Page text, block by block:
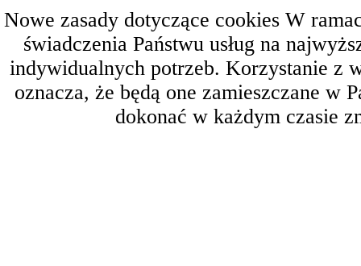
Nowe zasady dotyczące cookies W
świadczenia Państwu usług na
indywidualnych potrzeb. Korzystanie z
oznacza, że będą one zamieszczane w
dokonać w każdym czasie